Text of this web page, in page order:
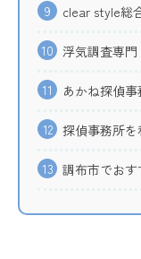
9 clear style総
10 浮気調査専
11 あかね探偵
12 探偵事務所を
13 調布市でお